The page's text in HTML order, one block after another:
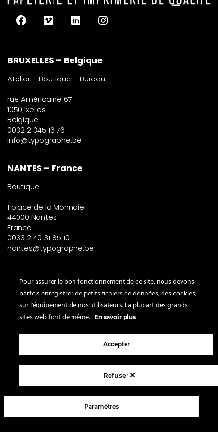
BRUXELLES – Belgique
Atelier – Boutique – Bureau
rue Américaine 67
1050 Ixelles
Belgique
0032 2 345 16 76
info@typographe.be
NANTES – France
Boutique
1 place de la Monnaie
44000 Nantes
France
0033 2 40 31 85 10
nantes@typographe.be
PARIS – France
Corner
le Bon Marché
24 rue de Sèvres
France
© 2025 Le Typographe - Brussels
Pour assurer le bon fonctionnement de ce site, nous devons
parfois enregistrer de petits fichiers de données, des cookies,
sur l'équipement de nos utilisateurs. La plupart des grands
sites web font de même.
En savoir plus
Accepter
Refuser
Paramètres